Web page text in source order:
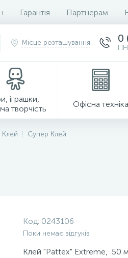
Гарантія Партнерам
Місце розташування 0
іграшки,
творчість
Офісна техніка
Клей Супер Клей
Код: 0243106
Поки немає відгуків
Клей "Pattex" Extreme, 50